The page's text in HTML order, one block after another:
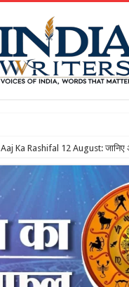
Aaj Ka Rashifal 12 August: